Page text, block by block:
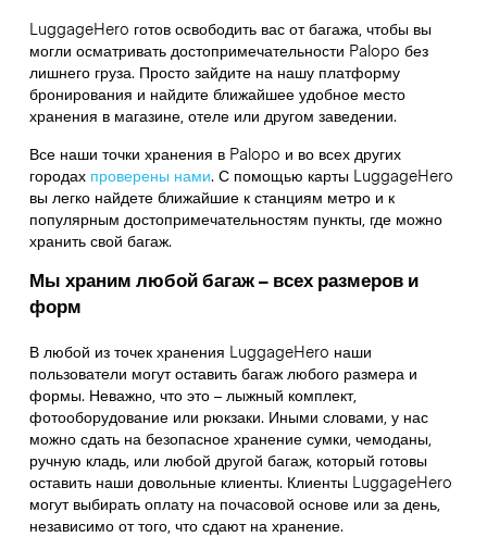
LuggageHero готов освободить вас от багажа, чтобы вы
могли осматривать достопримечательности Palopo без
лишнего груза. Просто зайдите на нашу платформу
бронирования и найдите ближайшее удобное место
хранения в магазине, отеле или другом заведении.
Все наши точки хранения в Palopo и во всех других
городах проверены нами. С помощью карты LuggageHero
вы легко найдете ближайшие к станциям метро и к
популярным достопримечательностям пункты, где можно
хранить свой багаж.
Мы храним любой багаж – всех размеров и
форм
В любой из точек хранения LuggageHero наши
пользователи могут оставить багаж любого размера и
формы. Неважно, что это – лыжный комплект,
фотооборудование или рюкзаки. Иными словами, у нас
можно сдать на безопасное хранение сумки, чемоданы,
ручную кладь, или любой другой багаж, который готовы
оставить наши довольные клиенты. Клиенты LuggageHero
могут выбирать оплату на почасовой основе или за день,
независимо от того, что сдают на хранение.